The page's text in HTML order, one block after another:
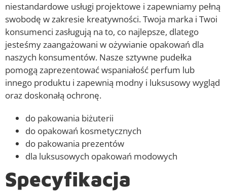
niestandardowe usługi projektowe i zapewniamy pełną
swobodę w zakresie kreatywności. Twoja marka i Twoi
konsumenci zasługują na to, co najlepsze, dlatego
jesteśmy zaangażowani w ożywianie opakowań dla
naszych konsumentów. Nasze sztywne pudełka
pomogą zaprezentować wspaniałość perfum lub
innego produktu i zapewnią modny i luksusowy wygląd
oraz doskonałą ochronę.
do pakowania biżuterii
do opakowań kosmetycznych
do pakowania prezentów
dla luksusowych opakowań modowych
Specyfikacja